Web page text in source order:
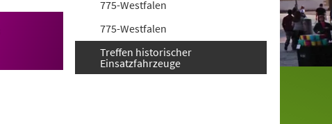
775-Westfalen
775-Westfalen
Treffen historischer
Einsatzfahrzeuge